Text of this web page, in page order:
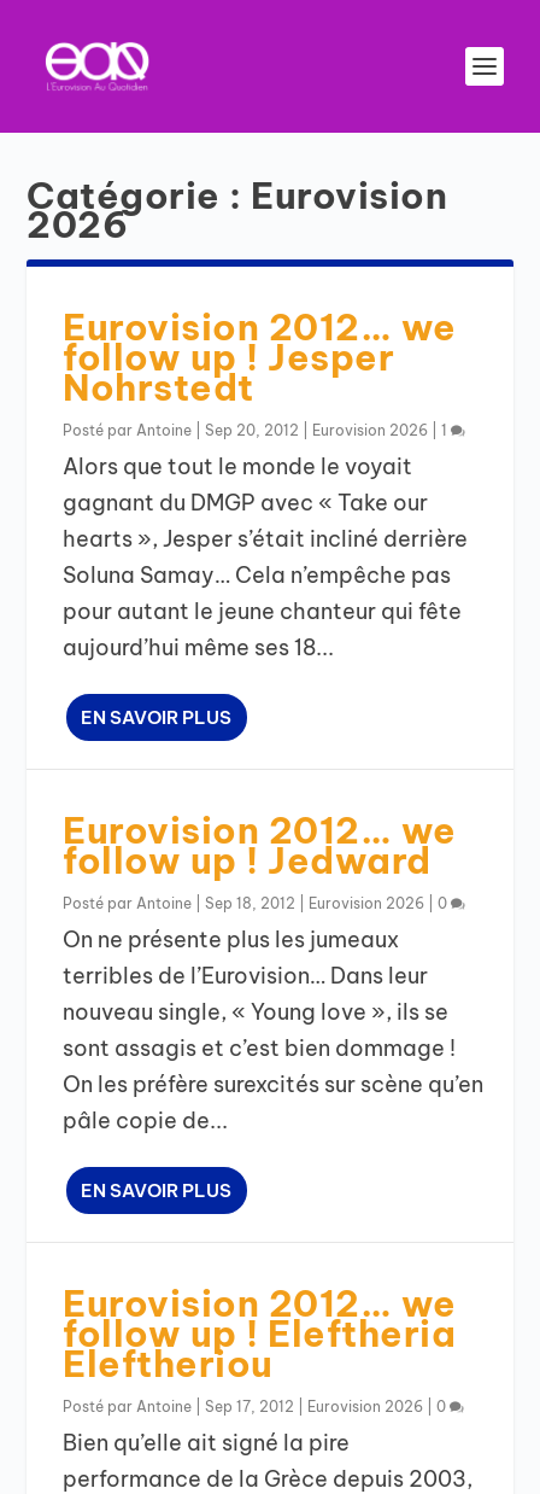
Catégorie : Eurovision
2026
Eurovision 2012… we
follow up ! Jesper
Nohrstedt
Posté parAntoine |Sep 20, 2012 Eurovision 2026 |1
Alors que tout le monde le voyait
gagnant du DMGP avec « Take our
hearts », Jesper s’était incliné derrière
Soluna Samay… Cela n’empêche pas
pour autant le jeune chanteur qui fête
aujourd’hui même ses 18...
EN SAVOIR PLUS
Eurovision 2012… we
follow up ! Jedward
Posté parAntoine |Sep 18, 2012 Eurovision 2026 |0
On ne présente plus les jumeaux
terribles de l’Eurovision… Dans leur
nouveau single, « Young love », ils se
sont assagis et c’est bien dommage !
On les préfère surexcités sur scène qu’en
pâle copie de...
EN SAVOIR PLUS
Eurovision 2012… we
follow up ! Eleftheria
Eleftheriou
Posté parAntoine |Sep 17, 2012 Eurovision 2026 |0
Bien qu’elle ait signé la pire
performance de la Grèce depuis 2003,